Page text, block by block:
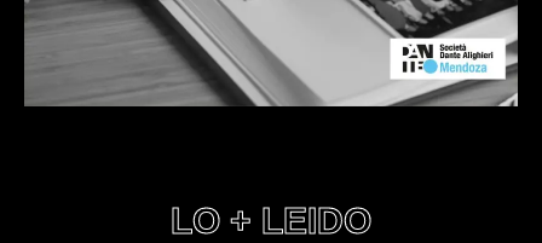
LO + LEIDO